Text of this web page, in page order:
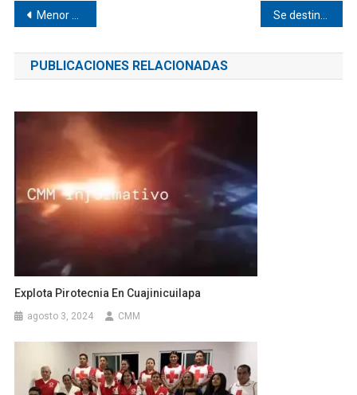
Navegación
de
entradas
Menor choca contra taxi en Pinotepa
PUBLICACIONES RELACIONADAS
Explota Pirotecnia En Cuajinicuilapa
agosto 3, 2024 CMM